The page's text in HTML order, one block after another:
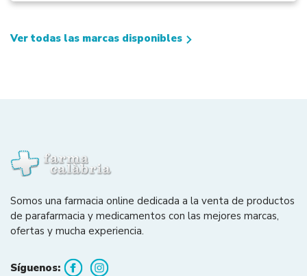
Ver todas las marcas disponibles
Somos una farmacia online dedicada a la venta de productos
de parafarmacia y medicamentos con las mejores marcas,
ofertas y mucha experiencia.
Síguenos: